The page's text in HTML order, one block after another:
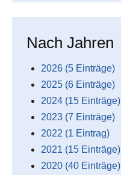
Nach Jahren
2026 (5 Einträge)
2025 (6 Einträge)
2024 (15 Einträge)
2023 (7 Einträge)
2022 (1 Eintrag)
2021 (15 Einträge)
2020 (40 Einträge)